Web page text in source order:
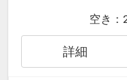
●玉作湯神社・・
触って祈れば願い
い石』があります
●堀川遊覧船・・
松江城を取り囲む
イドを聞きながら
穏やかな宍道湖を
り、広々とした大
地下深くから大量
空き：
詳細